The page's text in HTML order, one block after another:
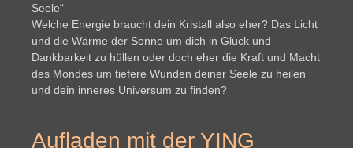
Seele“
Welche Energie braucht dein Kristall also eher? Das Licht
und die Wärme der Sonne um dich in Glück und
Dankbarkeit zu hüllen oder doch eher die Kraft und Macht
des Mondes um tiefere Wunden deiner Seele zu heilen
und dein inneres Universum zu finden?
Aufladen mit der YING